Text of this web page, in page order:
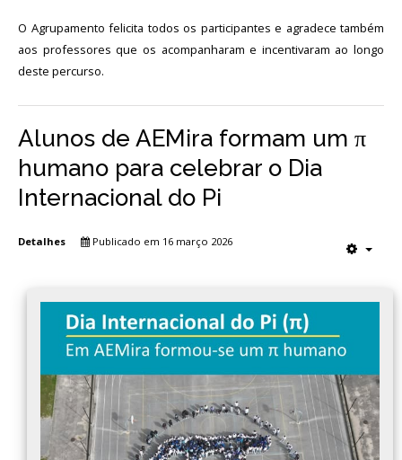
O Agrupamento felicita todos os participantes e agradece também
aos professores que os acompanharam e incentivaram ao longo
deste percurso.
Alunos de AEMira formam um π
humano para celebrar o Dia
Internacional do Pi
Detalhes Publicado em 16 março 2026